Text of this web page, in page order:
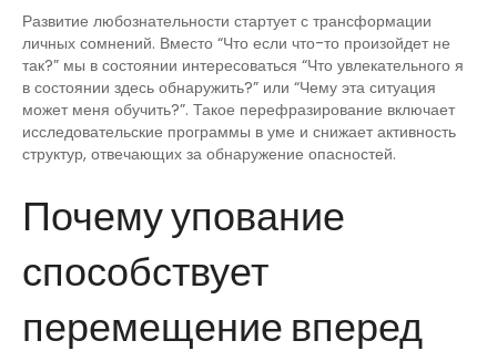
Развитие любознательности стартует с трансформации
личных сомнений. Вместо “Что если что-то произойдет не
так?” мы в состоянии интересоваться “Что увлекательного я
в состоянии здесь обнаружить?” или “Чему эта ситуация
может меня обучить?”. Такое перефразирование включает
исследовательские программы в уме и снижает активность
структур, отвечающих за обнаружение опасностей.
Почему упование
способствует
перемещение вперед